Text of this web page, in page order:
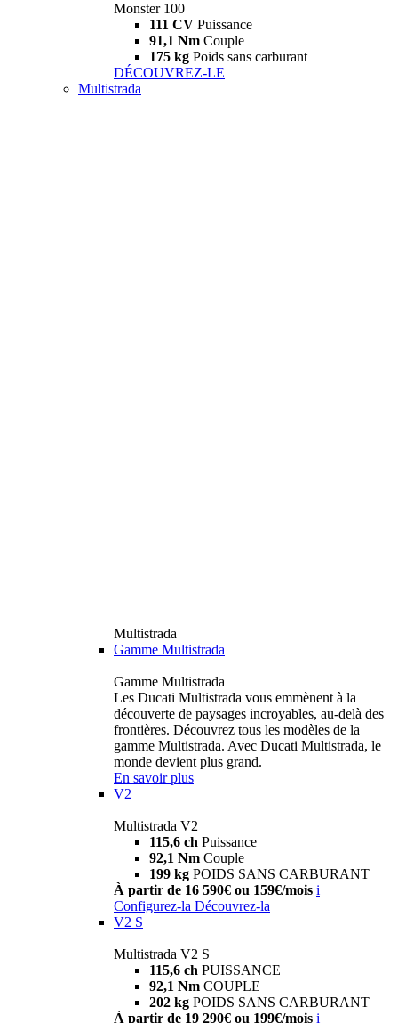
Monster 100
111 CV Puissance
91,1 Nm Couple
175 kg Poids sans carburant
DÉCOUVREZ-LE
Multistrada
Multistrada
Gamme Multistrada
Gamme Multistrada
Les Ducati Multistrada vous emmènent à la
découverte de paysages incroyables, au-delà des
frontières. Découvrez tous les modèles de la
gamme Multistrada. Avec Ducati Multistrada, le
monde devient plus grand.
En savoir plus
V2
Multistrada V2
115,6 ch Puissance
92,1 Nm Couple
199 kg POIDS SANS CARBURANT
À partir de 16 590€ ou 159€/mois i
Configurez-la Découvrez-la
V2 S
Multistrada V2 S
115,6 ch PUISSANCE
92,1 Nm COUPLE
202 kg POIDS SANS CARBURANT
À partir de 19 290€ ou 199€/mois i